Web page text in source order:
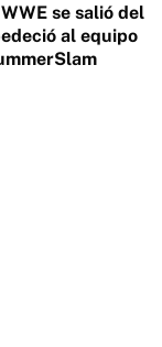
se salió del
al equipo